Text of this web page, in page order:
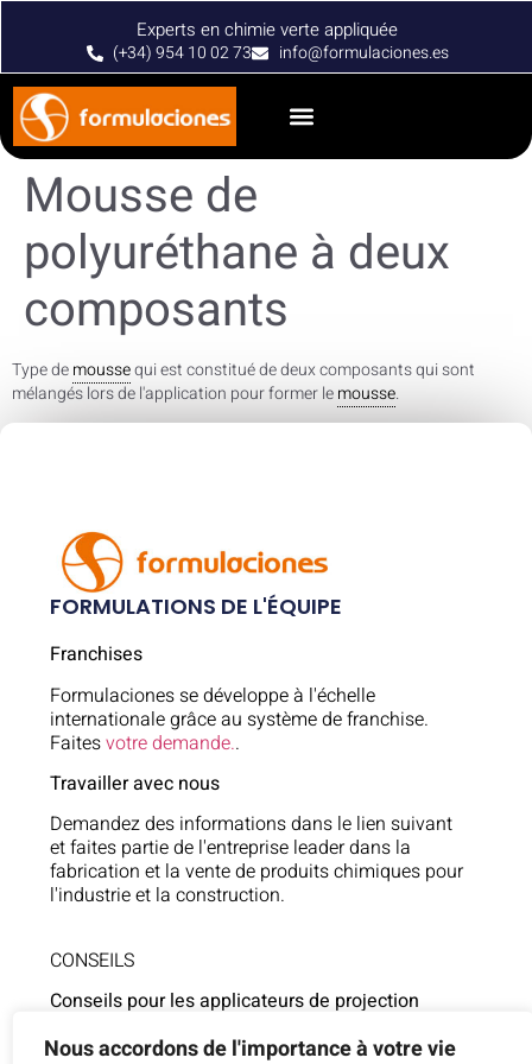
Nous accordons de l'importance à votre vie
Experts en chimie verte appliquée
(+34) 954 10 02 73 info@formulaciones.es
Mousse de
polyuréthane à deux
composants
Type demoussequi est constitué de deux composants qui sont
mélangés lors de l'application pour former lemousse.
FORMULATIONS DE L'ÉQUIPE
Franchises
Formulaciones se développe à l'échelle
internationale grâce au système de franchise.
Faitesvotre demande..
Travailler avec nous
Demandez des informations dans le lien suivant
et faites partie de l'entreprise leader dans la
fabrication et la vente de produits chimiques pour
l'industrie et la construction.
CONSEILS
Conseils pour les applicateurs de projection
625 106 554